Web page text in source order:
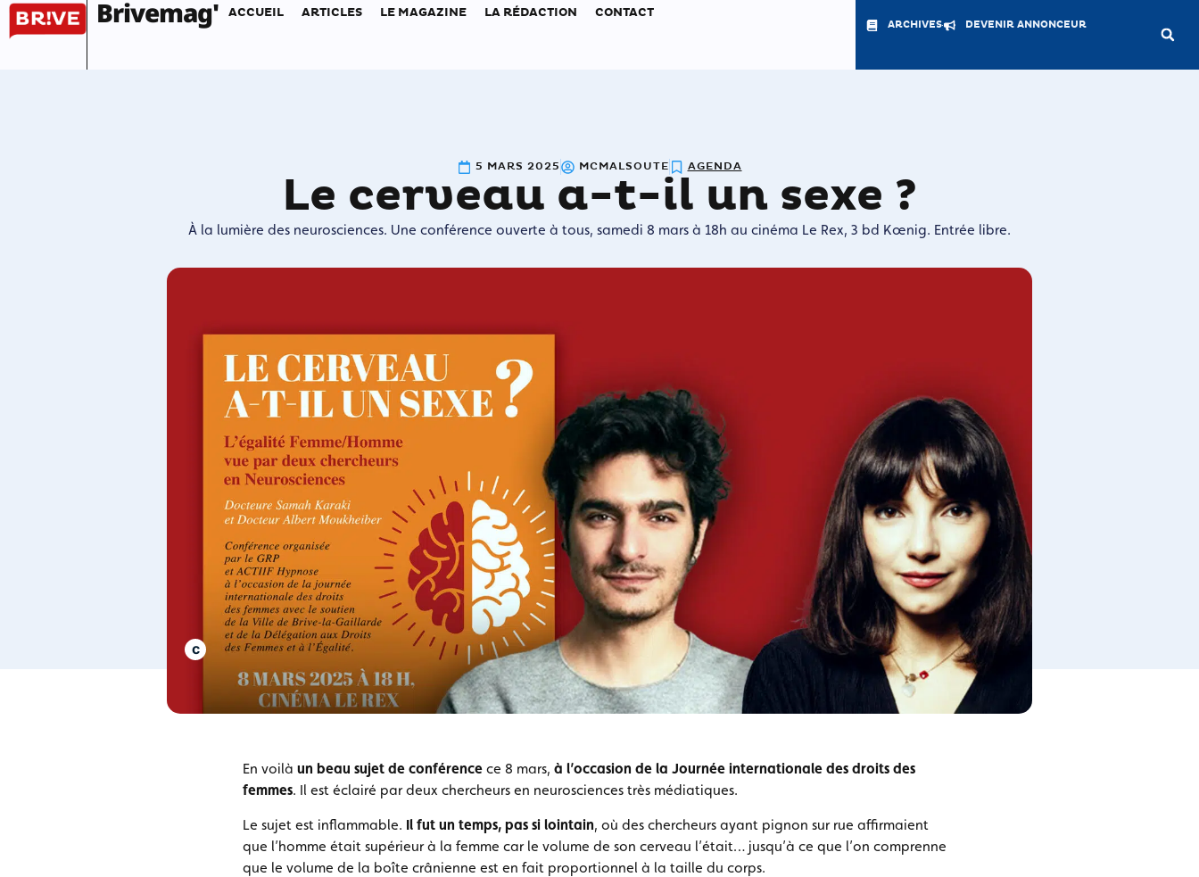
Brivemag' ACCUEIL ARTICLES LE MAGAZINE LA RÉDACTION CONTACT
ARCHIVES DEVENIR ANNONCEUR
5 MARS 2025 MCMALSOUTE AGENDA
Le cerveau a-t-il un sexe ?
À la lumière des neurosciences. Une conférence ouverte à tous, samedi 8 mars à 18h au cinéma Le Rex, 3 bd Kœnig. Entrée libre.
En voilà un beau sujet de conférence ce 8 mars, à l’occasion de la Journée internationale des droits des
femmes. Il est éclairé par deux chercheurs en neurosciences très médiatiques.
Le sujet est inflammable. Il fut un temps, pas si lointain, où des chercheurs ayant pignon sur rue affirmaient
que l’homme était supérieur à la femme car le volume de son cerveau l’était… jusqu’à ce que l’on comprenne
que le volume de la boîte crânienne est en fait proportionnel à la taille du corps.